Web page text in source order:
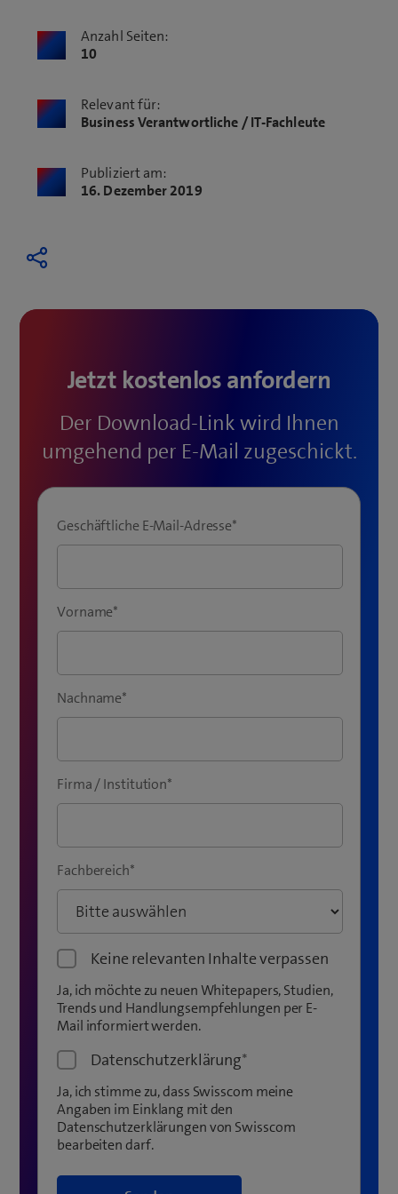
Anzahl Seiten:
10
Relevant für:
Business Verantwortliche / IT-Fachleute
Publiziert am:
16. Dezember 2019
Jetzt kostenlos anfordern
Der Download-Link wird Ihnen
umgehend per E-Mail zugeschickt.
Geschäftliche E-Mail-Adresse*
Vorname*
Nachname*
Firma / Institution*
Fachbereich*
Keine relevanten Inhalte verpassen
Ja, ich möchte zu neuen Whitepapers, Studien,
Trends und Handlungsempfehlungen per E-
Mail informiert werden.
Datenschutzerklärung*
Ja, ich stimme zu, dass Swisscom meine
Angaben im Einklang mit den
Datenschutzerklärungen von Swisscom
bearbeiten darf.